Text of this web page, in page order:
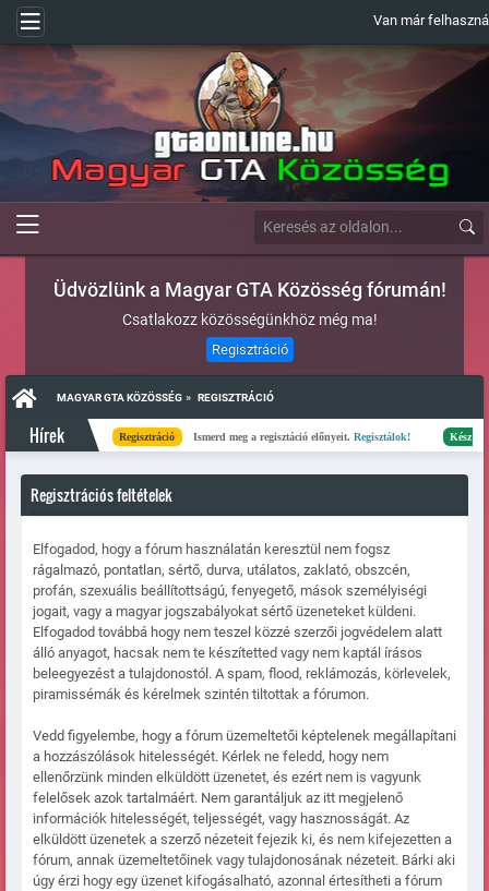
Van már
Üdvözlünk a Magyar GTA Közösség fórumán!
Csatlakozz közösségünkhöz még ma!
Regisztráció
MAGYAR GTA KÖZÖSSÉG » REGISZTRÁCIÓ
Hírek Regisztráció Ismerd meg a regisztáció előnyeit.Regisztálok! Kész Elkészült
Regisztrációs feltételek
Elfogadod, hogy a fórum használatán keresztül nem fogsz
rágalmazó, pontatlan, sértő, durva, utálatos, zaklató, obszcén,
profán, szexuális beállítottságú, fenyegető, mások személyiségi
jogait, vagy a magyar jogszabályokat sértő üzeneteket küldeni.
Elfogadod továbbá hogy nem teszel közzé szerzői jogvédelem alatt
álló anyagot, hacsak nem te készítetted vagy nem kaptál írásos
beleegyezést a tulajdonostól. A spam, flood, reklámozás, körlevelek,
piramissémák és kérelmek szintén tiltottak a fórumon.
Vedd figyelembe, hogy a fórum üzemeltetői képtelenek megállapítani
a hozzászólások hitelességét. Kérlek ne feledd, hogy nem
ellenőrzünk minden elküldött üzenetet, és ezért nem is vagyunk
felelősek azok tartalmáért. Nem garantáljuk az itt megjelenő
információk hitelességét, teljességét, vagy hasznosságát. Az
elküldött üzenetek a szerző nézeteit fejezik ki, és nem kifejezetten a
fórum, annak üzemeltetőinek vagy tulajdonosának nézeteit. Bárki aki
úgy érzi hogy egy üzenet kifogásalható, azonnal értesítheti a fórum